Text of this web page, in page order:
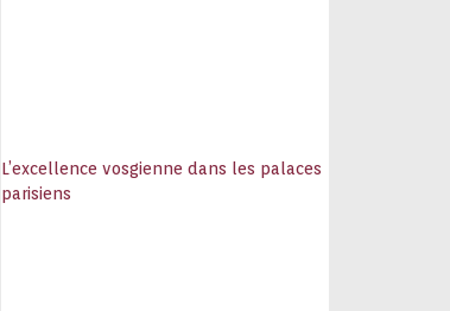
L’excellence vosgienne dans les palaces
parisiens